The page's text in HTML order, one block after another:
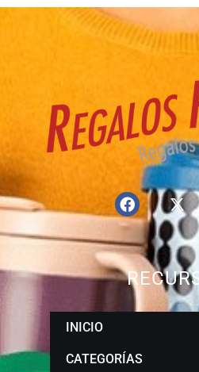
INICIO
CATEGORÍAS